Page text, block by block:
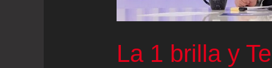
La 1 brilla y